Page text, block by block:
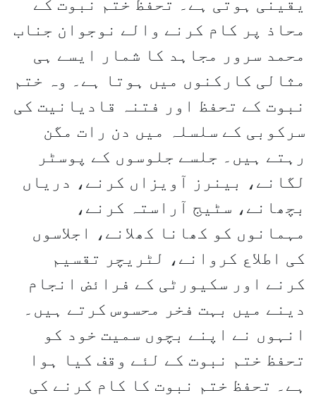
یقینی ہوتی ہے۔ تحفظ ختم نبوت کے
محاذ پر کام کرنے والے نوجوان جناب
محمد سرور مجاہد کا شمار ایسے ہی
مثالی کارکنوں میں ہوتا ہے۔ وہ ختم
نبوت کے تحفظ اور فتنہ قادیانیت کی
سرکوبی کے سلسلہ میں دن رات مگن
رہتے ہیں۔ جلسے جلوسوں کے پوسٹر
لگانے، بینرز آویزاں کرنے، دریاں
بچھانے، سٹیج آراستہ کرنے،
مہمانوں کو کھانا کھلانے، اجلاسوں
کی اطلاع کروانے، لٹریچر تقسیم
کرنے اور سکیورٹی کے فرائض انجام
دینے میں بہت فخر محسوس کرتے ہیں۔
انہوں نے اپنے بچوں سمیت خود کو
تحفظ ختم نبوت کے لئے وقف کیا ہوا
ہے۔ تحفظ ختم نبوت کا کام کرنے کی